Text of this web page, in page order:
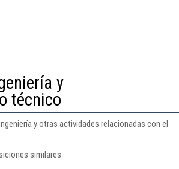
y
técnico
y otras actividades relacionadas con el
similares: